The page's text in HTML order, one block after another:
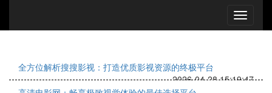
全方位解析搜搜影视：打造优质影视资源的终极平台
2026-04-28 15:19:47